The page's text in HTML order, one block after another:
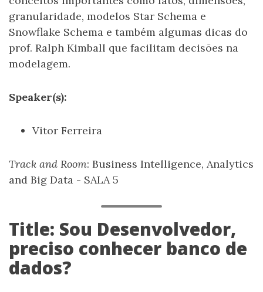
granularidade, modelos Star Schema e
Snowflake Schema e também algumas dicas do
prof. Ralph Kimball que facilitam decisões na
modelagem.
Speaker(s):
Vitor Ferreira
Track and Room: Business Intelligence, Analytics
and Big Data - SALA 5
Title: Sou Desenvolvedor,
preciso conhecer banco de
dados?